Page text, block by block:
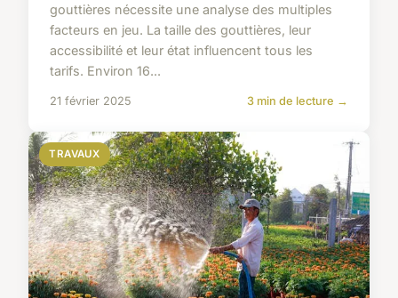
gouttières nécessite une analyse des multiples
facteurs en jeu. La taille des gouttières, leur
accessibilité et leur état influencent tous les
tarifs. Environ 16...
21 février 2025 3 min de lecture →
TRAVAUX